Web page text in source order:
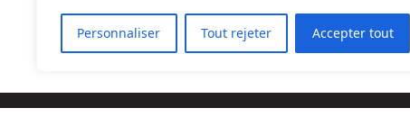
Personnaliser Tout rejeter Accepter tout